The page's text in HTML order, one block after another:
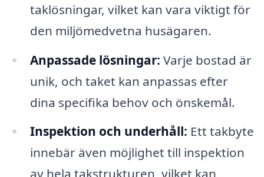
taklösningar, vilket kan vara viktigt för
den miljömedvetna husägaren.
Anpassade lösningar: Varje bostad är
unik, och taket kan anpassas efter
dina specifika behov och önskemål.
Inspektion och underhåll: Ett takbyte
innebär även möjlighet till inspektion